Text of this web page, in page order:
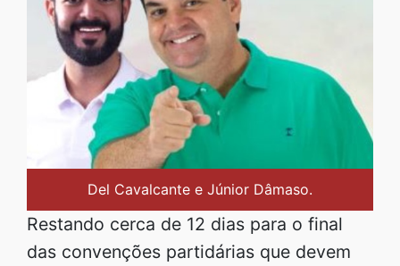
Del Cavalcante e Júnior Dâmaso.
Restando cerca de 12 dias para o final
das convenções partidárias que devem